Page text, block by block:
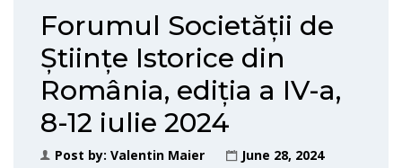
Forumul Societății de
Științe Istorice din
România, ediția a IV-a,
8-12 iulie 2024
Post by: Valentin Maier
June 28, 2024